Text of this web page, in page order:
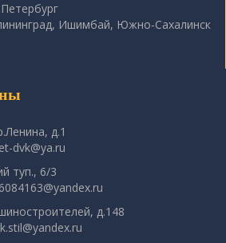
Ишимбай, Южно-Сахалинск
д.1
dvk@ya.ru
туп., 6/3
д.148